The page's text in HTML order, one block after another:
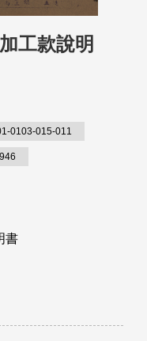
工款說明
0103-015-011
書